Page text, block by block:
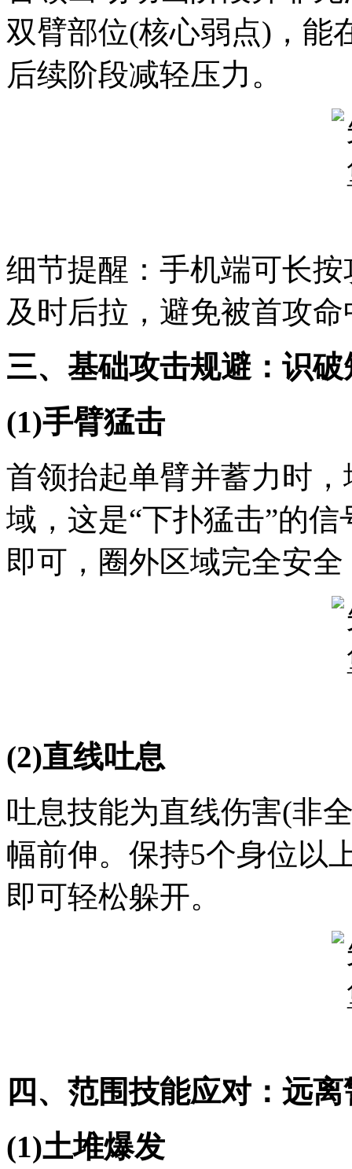
双臂部位(核心弱点)，能
后续阶段减轻压力。
细节提醒：手机端可长
及时后拉，避免被首攻命
三、基础攻击规避：识
(1)手臂猛击
首领抬起单臂并蓄力时
域，这是“下扑猛击”的
即可，圈外区域完全安
(2)直线吐息
吐息技能为直线伤害(非
幅前伸。保持5个身位以
即可轻松躲开。
四、范围技能应对：远
(1)土堆爆发